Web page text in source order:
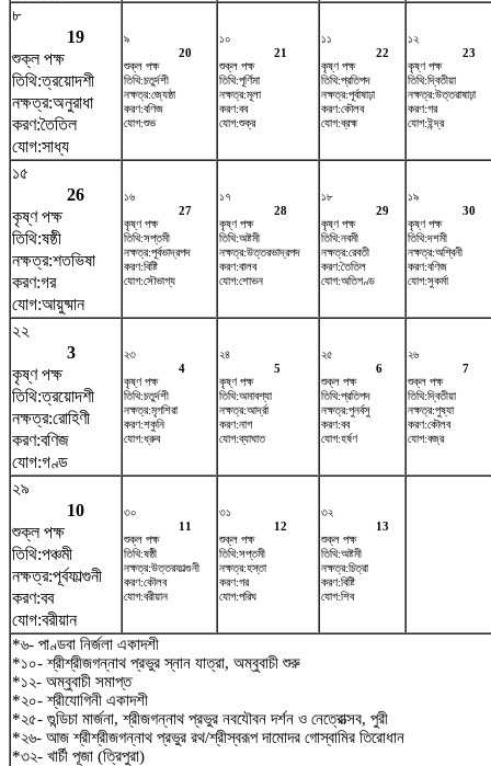
৮
19
শুক্ল পক্ষ
তিথি:ত্রয়োদশী
নক্ষত্র:অনুরাধা
করণ:তৈতিল
যোগ:সাধ্য
৯
20
শুক্ল পক্ষ
তিথি:চতুর্দশী
নক্ষত্র:জ্যেষ্ঠা
করণ:বণিজ
যোগ:শুভ
১০
21
শুক্ল পক্ষ
তিথি:পূর্ণিমা
নক্ষত্র:মূলা
করণ:বব
যোগ:শুক্র
১১
22
কৃষ্ণ পক্ষ
তিথি:প্রতিপদ
নক্ষত্র:পূর্বাষাঢ়া
করণ:কৌলব
যোগ:ব্রহ্ম
১২
23
কৃষ্ণ পক্ষ
তিথি:দ্বিতীয়া
নক্ষত্র:উত্তরাষাঢ়া
করণ:গর
যোগ:ইন্দ্র
১৫
26
কৃষ্ণ পক্ষ
তিথি:ষষ্ঠী
নক্ষত্র:শতভিষ‌া
করণ:গর
যোগ:আয়ুষ্মান
১৬
27
কৃষ্ণ পক্ষ
তিথি:সপ্তমী
নক্ষত্র:পূর্বভাদ্রপদ
করণ:বিষ্টি
যোগ:সৌভাগ্য
১৭
28
কৃষ্ণ পক্ষ
তিথি:অষ্টমী
নক্ষত্র:উত্তরভাদ্রপদ
করণ:বালব
যোগ:শোভন
১৮
29
কৃষ্ণ পক্ষ
তিথি:নবমী
নক্ষত্র:রেবতী
করণ:তৈতিল
যোগ:অতিগণ্ড
১৯
30
কৃষ্ণ পক্ষ
তিথি:দশমী
নক্ষত্র:অশ্বিনী
করণ:বণিজ
যোগ:সুকর্মা
২২
3
কৃষ্ণ পক্ষ
তিথি:ত্রয়োদশী
নক্ষত্র:রোহিণী
করণ:বণিজ
যোগ:গণ্ড
২৩
4
কৃষ্ণ পক্ষ
তিথি:চতুর্দশী
নক্ষত্র:মৃগশিরা
করণ:শকুনি
যোগ:ধ্রুব
২৪
5
কৃষ্ণ পক্ষ
তিথি:অমাবশ্যা
নক্ষত্র:আর্দ্রা
করণ:নাগ
যোগ:ব্যাঘাত
২৫
6
শুক্ল পক্ষ
তিথি:প্রতিপদ
নক্ষত্র:পুনর্বসু
করণ:বব
যোগ:হর্ষণ
২৬
7
শুক্ল পক্ষ
তিথি:দ্বিতীয়া
নক্ষত্র:পুষ্যা
করণ:কৌলব
যোগ:বজ্র
২৯
10
শুক্ল পক্ষ
তিথি:পঞ্চমী
নক্ষত্র:পূর্বফাল্গুনী
করণ:বব
যোগ:বরীয়ান
৩০
11
শুক্ল পক্ষ
তিথি:ষষ্ঠী
নক্ষত্র:উত্তরফাল্গুনী
করণ:কৌলব
যোগ:বরীয়ান
৩১
12
শুক্ল পক্ষ
তিথি:সপ্তমী
নক্ষত্র:হস্তা
করণ:গর
যোগ:পরিঘ
৩২
13
শুক্ল পক্ষ
তিথি:অষ্টমী
নক্ষত্র:চিত্রা
করণ:বিষ্টি
যোগ:শিব
*৬- পাণ্ডবা নির্জলা একাদশী
*১০- শ্রীশ্রীজগন্নাথ প্রভুর স্নান যাত্রা, অম্বুবাচী শুরু
*১২- অম্বুবাচী সমাপ্ত
*২০- শ্রীযোগিনী একাদশী
*২৫- গুন্ডিচা মার্জনা, শ্রীজগন্নাথ প্রভুর নবযৌবন দর্শন ও নেত্রোত্সব, পুরী
*২৬- আজ শ্রীশ্রীজগন্নাথ প্রভুর রথ/শ্রীস্বরূপ দামোদর গোস্বামির তিরোধান
*৩২- খার্চী পূজা (ত্রিপুরা)